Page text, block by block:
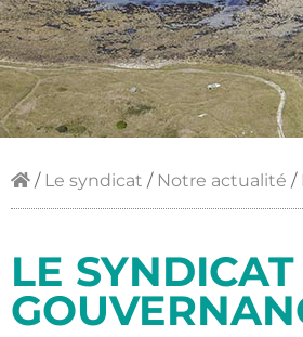
/ Le syndicat / Notre actualité /
LE